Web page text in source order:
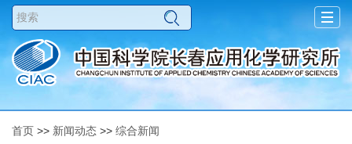
首页 >> 新闻动态 >> 综合新闻